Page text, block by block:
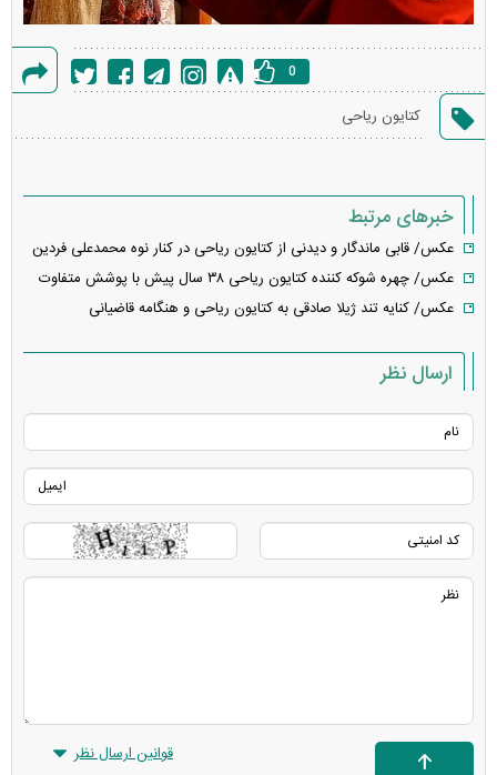
خطا
0
کتایون ریاحی
خبرهای مرتبط
عکس/ قابی ماندگار و دیدنی از کتایون ریاحی در کنار نوه محمدعلی فردین
عکس/ چهره شوکه کننده کتایون ریاحی ۳۸ سال پیش با پوشش متفاوت
عکس/ کنایه تند ژیلا صادقی به کتایون ریاحی و هنگامه قاضیانی
ارسال نظر
قوانین ارسال نظر